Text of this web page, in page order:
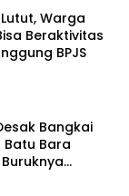
Warga
Beraktivitas
BPJS
Bangkai
Bara